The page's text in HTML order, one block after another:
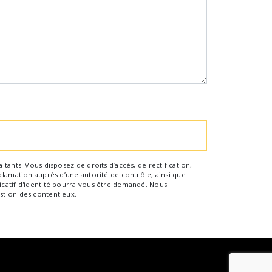
Vous disposez de droits d’accès, de rectification,
auprès d’une autorité de contrôle, ainsi que
d'identité pourra vous être demandé. Nous
des contentieux.